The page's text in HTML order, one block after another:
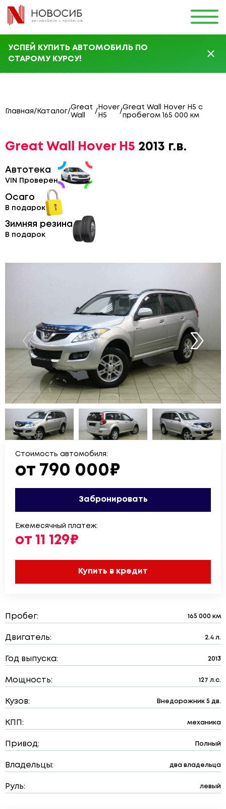
УСПЕЙ КУПИТЬ АВТОМОБИЛЬ ПО
СТАРОМУ КУРСУ!
Главная/ Каталог/
Great
Wall
/
Hover
H5
/
Great Wall Hover H5 с
пробегом 165 000 км
Great Wall Hover H5 2013 г.в.
Автотека
VIN Проверен
Осаго
В подарок
Зимняя резина
В подарок
Стоимость автомобиля:
от 790 000₽
Забронировать
Ежемесячный платеж:
от 11 129₽
Купить в кредит
Пробег: 165 000 км
Двигатель: 2.4 л.
Год выпуска: 2013
Мощность: 127 л.с.
Кузов: Внедорожник 5 дв.
КПП: механика
Привод: Полный
Владельцы: два владельца
Руль: левый